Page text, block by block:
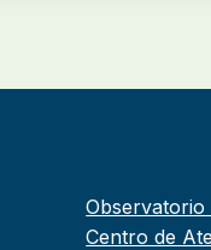
Observatorio
Centro de